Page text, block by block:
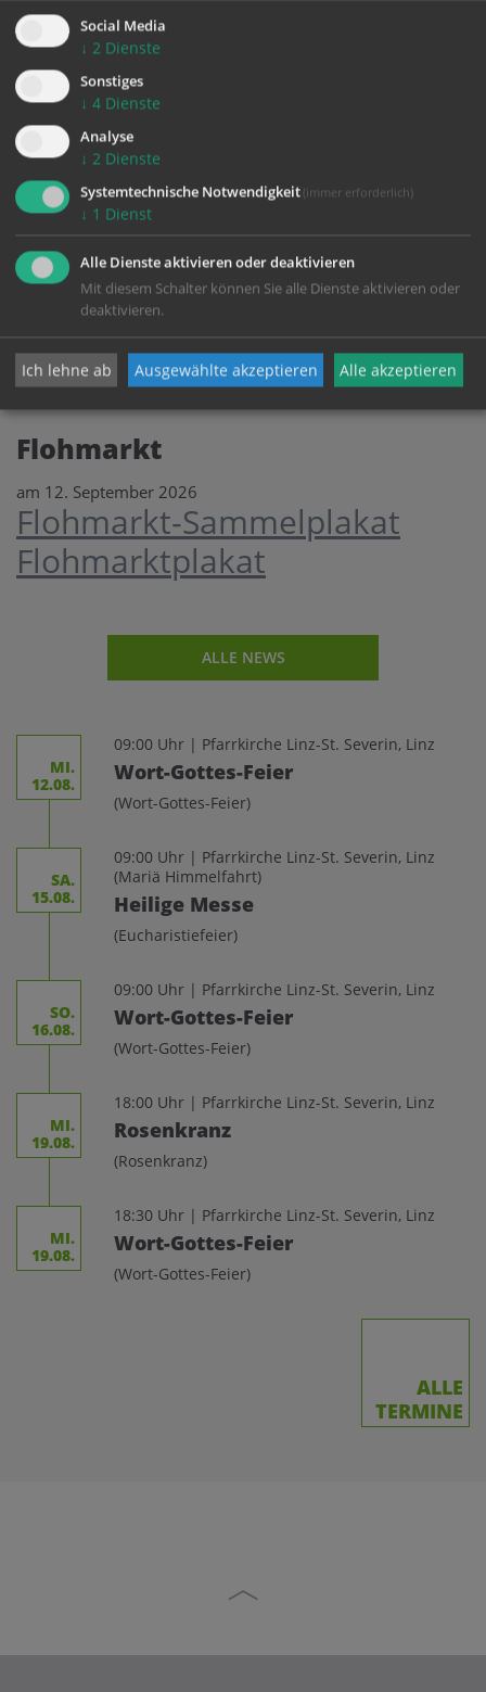
Flohmarkt
am 12. September 2026
Flohmarkt-Sammelplakat
Flohmarktplakat
ALLE NEWS
MI.
12.08.
09:00 Uhr | Pfarrkirche Linz-St. Severin, Linz
Wort-Gottes-Feier
(Wort-Gottes-Feier)
SA.
15.08.
09:00 Uhr | Pfarrkirche Linz-St. Severin, Linz
(Mariä Himmelfahrt)
Heilige Messe
(Eucharistiefeier)
SO.
16.08.
09:00 Uhr | Pfarrkirche Linz-St. Severin, Linz
Wort-Gottes-Feier
(Wort-Gottes-Feier)
MI.
19.08.
18:00 Uhr | Pfarrkirche Linz-St. Severin, Linz
Rosenkranz
(Rosenkranz)
MI.
19.08.
18:30 Uhr | Pfarrkirche Linz-St. Severin, Linz
Wort-Gottes-Feier
(Wort-Gottes-Feier)
ALLE
TERMINE
Social Media
↓ 2 Dienste
Sonstiges
↓ 4 Dienste
Analyse
↓ 2 Dienste
Systemtechnische Notwendigkeit (immer erforderlich)
↓ 1 Dienst
Alle Dienste aktivieren oder deaktivieren
Mit diesem Schalter können Sie alle Dienste aktivieren oder
deaktivieren.
Ich lehne ab Ausgewählte akzeptieren Alle akzeptieren